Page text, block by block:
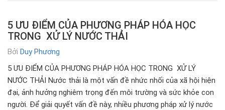
5 ƯU ĐIỂM CỦA PHƯƠNG PHÁP HÓA HỌC
TRONG XỬ LÝ NƯỚC THẢI
Bởi Duy Phương
5 ƯU ĐIỂM CỦA PHƯƠNG PHÁP HÓA HỌC TRONG XỬ LÝ
NƯỚC THẢI Nước thải là một vấn đề nhức nhối của xã hội hiện
đại, ảnh hưởng nghiêm trọng đến môi trường và sức khỏe con
người. Để giải quyết vấn đề này, nhiều phương pháp xử lý nước